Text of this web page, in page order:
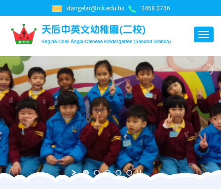
stangelar@rck.edu.hk 2458 0796